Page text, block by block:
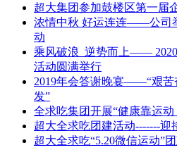
超大集团参加鼓楼区第一届
浓情中秋 好运连连——公司
动
乘风破浪 逆势而上——
活动圆满举行
2019年会答谢晚宴——“艰苦
发”
全求吃集团开展“健康靠运
超大全求吃团建活动-------
超大全求吃“5.20微信运动”